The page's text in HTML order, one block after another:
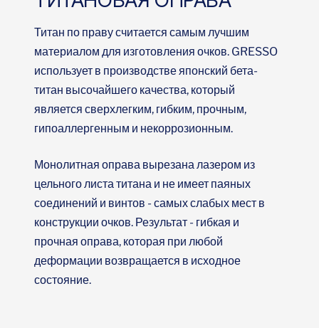
материалом для изготовления очков. GRESSO
использует в производстве японский бета-
титан высочайшего качества, который
является сверхлегким, гибким, прочным,
гипоаллергенным и некоррозионным.
цельного листа титана и не имеет паяных
соединений и винтов - самых слабых мест в
конструкции очков. Результат - гибкая и
прочная оправа, которая при любой
деформации возвращается в исходное
состояние.